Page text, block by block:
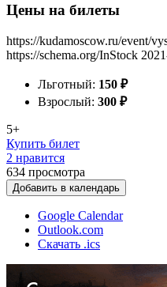
Цены на билеты
https://kudamoscow.ru/event/
https://schema.org/InStock
Льготный: 150 ₽
Взрослый: 300 ₽
5+
Купить билет
2 нравится
634 просмотра
Добавить в календарь
Google Calendar
Outlook.com
Скачать .ics